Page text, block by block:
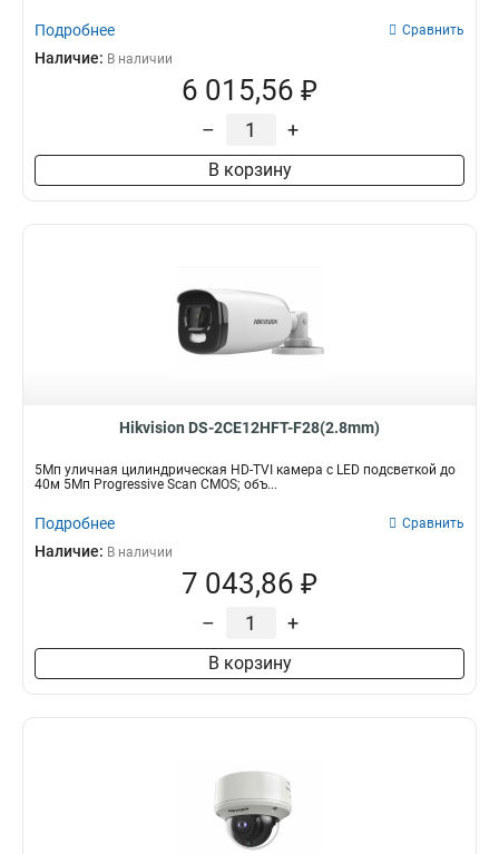
Подробнее Сравнить
Наличие: В наличии
6 015,56 ₽
– +
В корзину
Hikvision DS-2CE12HFT-F28(2.8mm)
5Мп уличная цилиндрическая HD-TVI камера с LED подсветкой до
40м 5Мп Progressive Scan CMOS; объ...
Подробнее Сравнить
Наличие: В наличии
7 043,86 ₽
– +
В корзину